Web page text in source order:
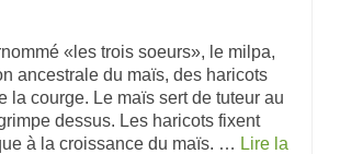
«les trois soeurs», le milpa,
ancestrale du maïs, des haricots
la courge. Le maïs sert de tuteur au
dessus. Les haricots fixent
à la croissance du maïs. … Lire la